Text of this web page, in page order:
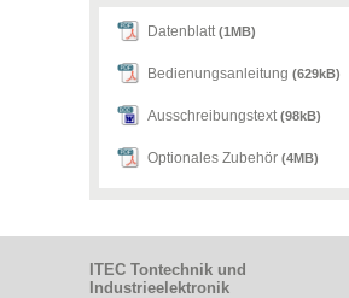
Datenblatt (1MB)
Bedienungsanleitung (629kB)
Ausschreibungstext (98kB)
Optionales Zubehör (4MB)
ITEC Tontechnik und
Industrieelektronik